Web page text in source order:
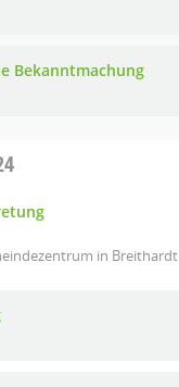
Bekanntmachung
in Breithardt